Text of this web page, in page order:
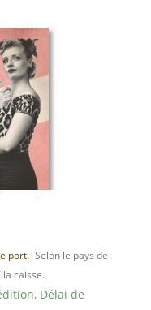
port.- Selon le pays de
caisse.
Délai de